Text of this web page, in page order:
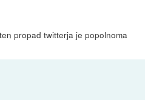
propad twitterja je popolnoma